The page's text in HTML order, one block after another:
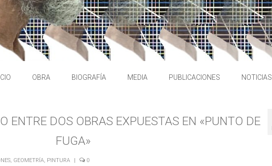
OBRA BIOGRAFÍA MEDIA PUBLICACIONES NOTICIAS
ENTRE DOS OBRAS EXPUESTAS EN «PUNTO DE
FUGA»
, GEOMETRÍA, PINTURA 0